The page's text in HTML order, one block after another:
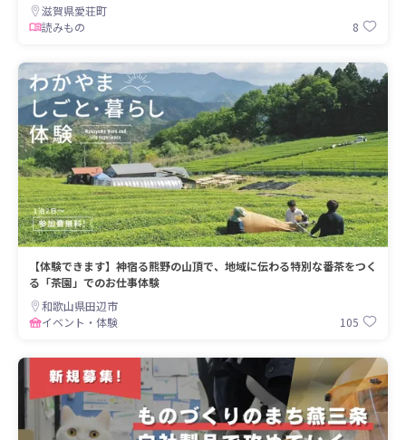
滋賀県愛荘町
読みもの
8
【体験できます】神宿る熊野の山頂で、地域に伝わる特別な番茶をつく
る「茶園」でのお仕事体験
和歌山県田辺市
イベント・体験
105